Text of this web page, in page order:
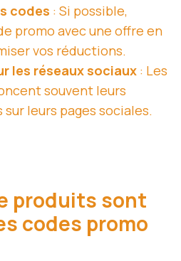
codes : Si possible,
promo avec une offre en
vos réductions.
les réseaux sociaux : Les
souvent leurs
leurs pages sociales.
produits sont
codes promo